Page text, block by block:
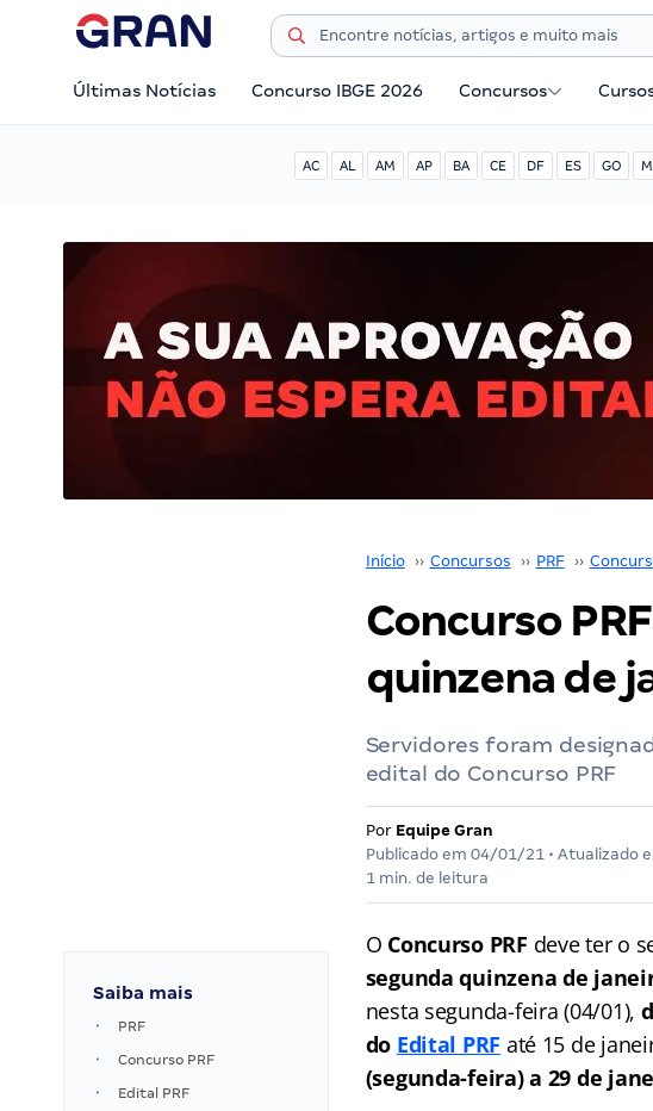
Últimas Notícias Concurso IBGE 2026 Concursos
AC AL AM AP BA CE DF ES GO
Início ›› Concursos ›› PRF ››
Concurso
quinzena de
Servidores foram
edital do Concurso PRF
Por Equipe Gran
Publicado em 04/01/21• Atualizado
1 min. de leitura
Saiba mais
PRF
Concurso PRF
Edital PRF
O Concurso PRF deve ter o
segunda quinzena de
nesta segunda-feira (04/01),
do Edital PRF até 15 de
(segunda-feira) a 29 de